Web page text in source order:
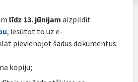
līdz 13. jūnijam aizpildīt
, iesūtot to uz e-
pievienojot šādus dokumentus:
kopiju;